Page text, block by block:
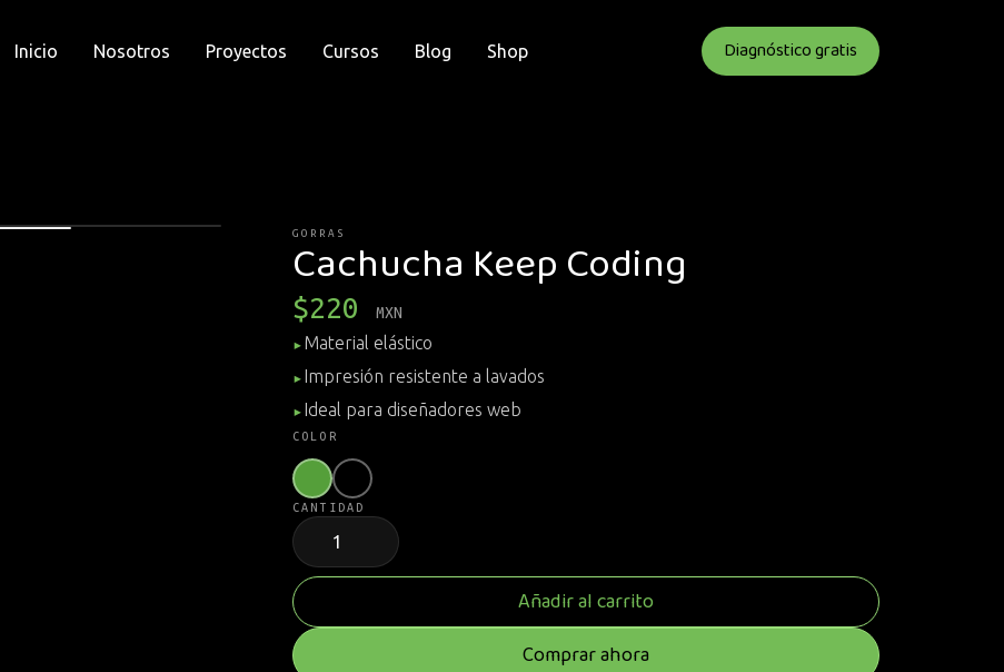
Inicio
Nosotros Proyectos Cursos Blog Shop Diagnóstico gratis
GORRAS
Cachucha Keep Coding
$220
MXN
▸Material elástico
▸Impresión resistente a lavados
▸Ideal para diseñadores web
COLOR
CANTIDAD
Añadir al carrito
Comprar ahora